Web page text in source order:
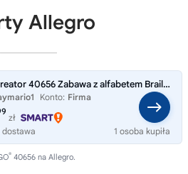
Allegro
LEGO Creator 40656 Zabawa z alfabetem Braille’a - angielski
Konto: Firma
zł
dostawa
1 osoba kupiła
® 40656 na Allegro.